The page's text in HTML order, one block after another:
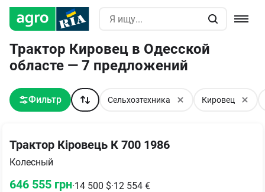
Трактор Кировец в Одесской
областе — 7 предложений
Фильтр Сельхозтехника Кировец
Трактор Кіровець К 700 1986
Колесный
646 555 грн·14 500 $·12 554 €